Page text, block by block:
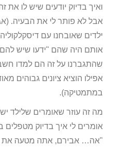
ואיך בדיוק יודעים שיש לו את
אבל לא פותר לי את הבעיה.
ילדים שאובחנו עם
אותם היה שהם "ידעו שיש
שהתגברנו על זה הם למדו
במתמטיקה).
מה זה עוזר שאומרים שלילד
אומרים לי איך בדיוק מטפלים
"אה… אבירם, אתה מטעה את